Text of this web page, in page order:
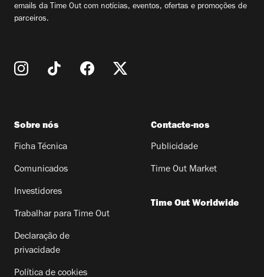
emails da Time Out com notícias, eventos, ofertas e promoções de
parceiros.
Sobre nós
Ficha Técnica
Comunicados
Investidores
Trabalhar para Time Out
Declaração de
privacidade
Política de cookies
Contacte-nos
Publicidade
Time Out Market
Time Out Worldwide